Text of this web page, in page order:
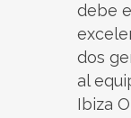
debe
dos
al
Ibiza